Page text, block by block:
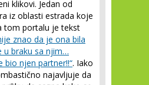
klikovi. Jedan od
iz oblasti estrada koje
tom portalu je tekst
znao da je ona bila
u braku sa njim…
bio njen partner!!“. Iako
najavljuje da